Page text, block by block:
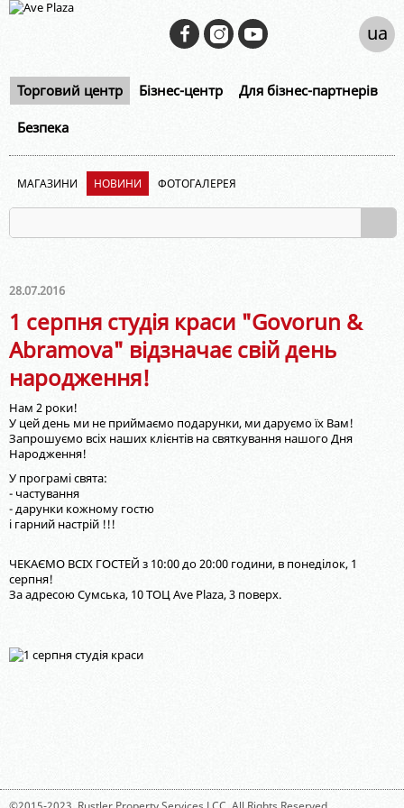
Торговий центр Бізнес-центр Для бізнес-партнерів
Безпека
ua
МАГАЗИНИ НОВИНИ ФОТОГАЛЕРЕЯ
28.07.2016
1 серпня студія краси "Govorun &
Abramova" відзначає свій день
народження!
Нам 2 роки!
У цей день ми не приймаємо подарунки, ми даруємо їх Вам!
Запрошуємо всіх наших клієнтів на святкування нашого Дня
Народження!
У програмі свята:
- частування
- дарунки кожному гостю
і гарний настрій !!!
ЧЕКАЄМО ВСІХ ГОСТЕЙ з 10:00 до 20:00 години, в понеділок, 1
серпня!
За адресою Сумська, 10 ТОЦ Аve Plaza, 3 поверх.